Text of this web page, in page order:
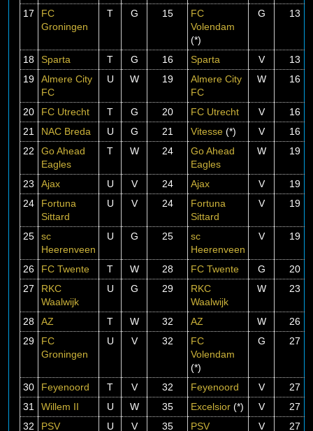
17
FC
Groningen
T G 15
FC
Volendam
(*)
G 13
18 Sparta T G 16 Sparta V
13
19
Almere City
FC
U W 19
Almere City
FC
W 16
20 FC Utrecht T G 20 FC Utrecht V
16
21
NAC Breda U G 21 Vitesse (*) V
16
22
Go Ahead
Eagles
T W 24
Go Ahead
Eagles
W 19
23 Ajax U V 24 Ajax V
19
24
Fortuna
Sittard
U V 24
Fortuna
Sittard
V 19
25
sc
Heerenveen
U G 25
sc
Heerenveen
V 19
26 FC Twente T W 28 FC Twente G
20
27
RKC
Waalwijk
U G 29
RKC
Waalwijk
W 23
28 AZ T W 32 AZ W
26
29
FC
Groningen
U V 32
FC
Volendam
(*)
G 27
30 Feyenoord T V 32 Feyenoord V
27
31
Willem II U W 35 Excelsior (*) V
27
32
PSV U V 35 PSV V 27